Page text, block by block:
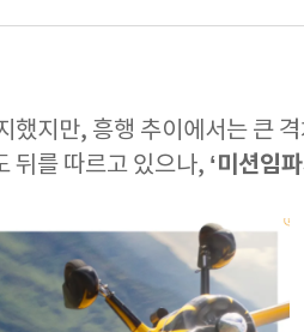
했지만, 흥행 추이에서는 큰
뒤를 따르고 있으나, ‘미션임